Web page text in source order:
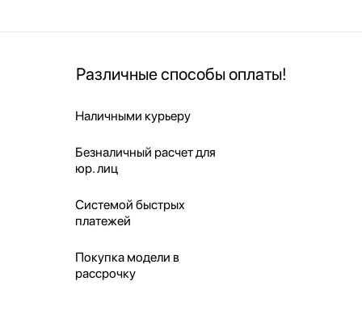
Различные способы оплаты!
Наличными курьеру
Безналичный расчет для
юр. лиц
Системой быстрых
платежей
Покупка модели в
рассрочку